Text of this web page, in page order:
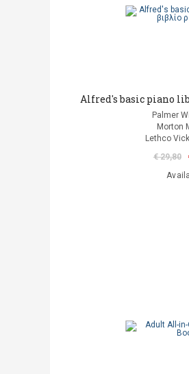
Alfred's basic piano
Palmer
Morton
Lethco
€ 29,80